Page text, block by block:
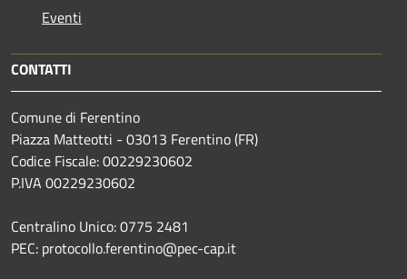
Eventi
CONTATTI
Comune di Ferentino
Piazza Matteotti - 03013 Ferentino (FR)
Codice Fiscale: 00229230602
P.IVA 00229230602
Centralino Unico: 0775 2481
PEC: protocollo.ferentino@pec-cap.it